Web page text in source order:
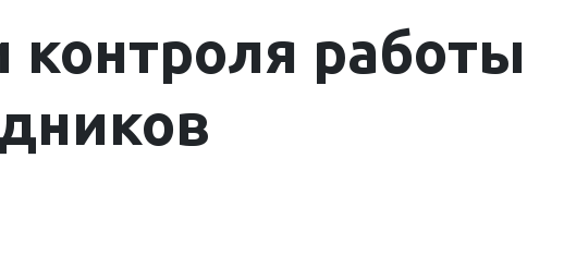
контроля работы